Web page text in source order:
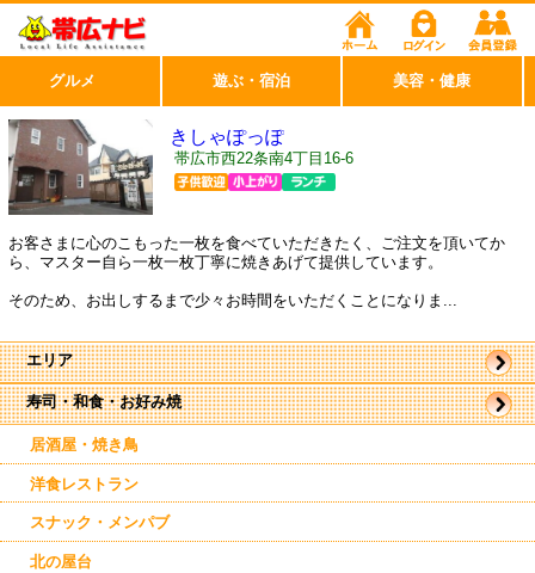
寿司・和食・お好み焼
居酒屋・焼き鳥
洋食レストラン
スナック・メンパブ
北の屋台
エリア
帯広市
駅周辺
駅近郊
東帯広
西帯広
南帯広
幕別
清水
上士幌
きしゃぽっぽ
帯広市西22条南4丁目16-6
お客さまに心のこもった一枚を食べていただきたく、ご注文を頂いてか
ら、マスター自ら一枚一枚丁寧に焼きあげて提供しています。
そのため、お出しするまで少々お時間をいただくことになりま...
グルメ 遊ぶ・宿泊 美容・健康